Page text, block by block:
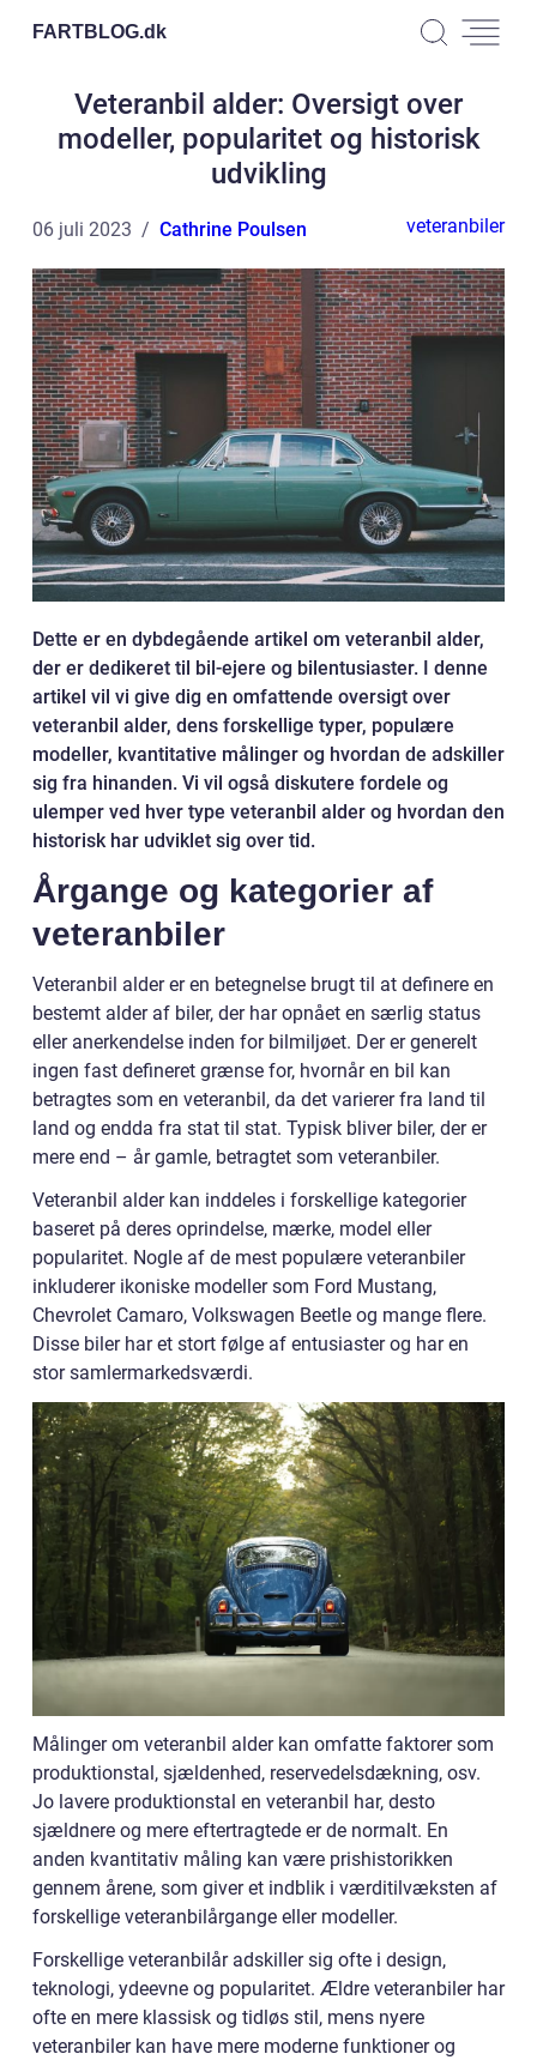
FARTBLOG.dk
Veteranbil alder: Oversigt over
modeller, popularitet og historisk
udvikling
06 juli 2023 Cathrine Poulsen veteranbiler
Dette er en dybdegående artikel om veteranbil alder,
der er dedikeret til bil-ejere og bilentusiaster. I denne
artikel vil vi give dig en omfattende oversigt over
veteranbil alder, dens forskellige typer, populære
modeller, kvantitative målinger og hvordan de adskiller
sig fra hinanden. Vi vil også diskutere fordele og
ulemper ved hver type veteranbil alder og hvordan den
historisk har udviklet sig over tid.
Årgange og kategorier af
veteranbiler
Veteranbil alder er en betegnelse brugt til at definere en
bestemt alder af biler, der har opnået en særlig status
eller anerkendelse inden for bilmiljøet. Der er generelt
ingen fast defineret grænse for, hvornår en bil kan
betragtes som en veteranbil, da det varierer fra land til
land og endda fra stat til stat. Typisk bliver biler, der er
mere end – år gamle, betragtet som veteranbiler.
Veteranbil alder kan inddeles i forskellige kategorier
baseret på deres oprindelse, mærke, model eller
popularitet. Nogle af de mest populære veteranbiler
inkluderer ikoniske modeller som Ford Mustang,
Chevrolet Camaro, Volkswagen Beetle og mange flere.
Disse biler har et stort følge af entusiaster og har en
stor samlermarkedsværdi.
Målinger om veteranbil alder kan omfatte faktorer som
produktionstal, sjældenhed, reservedelsdækning, osv.
Jo lavere produktionstal en veteranbil har, desto
sjældnere og mere eftertragtede er de normalt. En
anden kvantitativ måling kan være prishistorikken
gennem årene, som giver et indblik i værditilvæksten af
forskellige veteranbilårgange eller modeller.
Forskellige veteranbilår adskiller sig ofte i design,
teknologi, ydeevne og popularitet. Ældre veteranbiler har
ofte en mere klassisk og tidløs stil, mens nyere
veteranbiler kan have mere moderne funktioner og